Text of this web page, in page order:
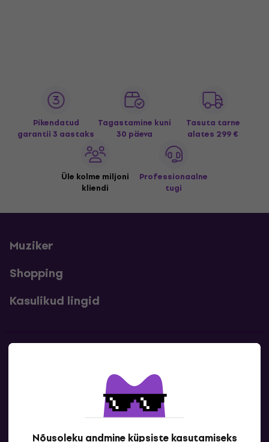
Nõusoleku andmine küpsiste kasutamiseks
Pikendatud
garantii 3 aastaks
Tagastamine kuni
30 päeva
Tasuta tarne
alates 299 €
Üle kolme miljoni
kliendi
Professionaalne
tugi
Muziker
Shopping
Kasulikud lingid
Kontaktandmed